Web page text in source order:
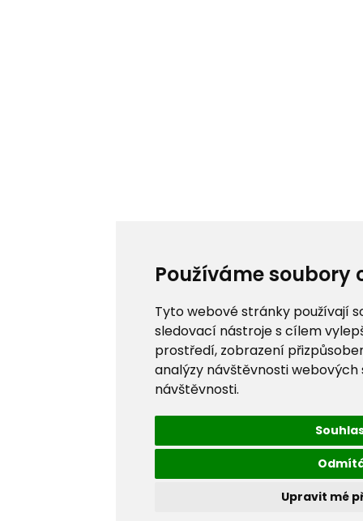
Používáme soubory
Tyto webové stránky používají
sledovací nástroje s cílem
prostředí, zobrazení
analýzy návštěvnosti
návštěvnosti.
Upravit mé